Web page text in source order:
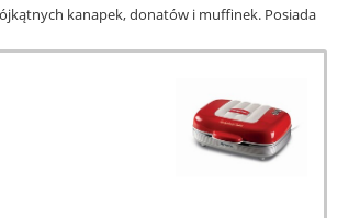
kanapek, donatów i muffinek. Posiada